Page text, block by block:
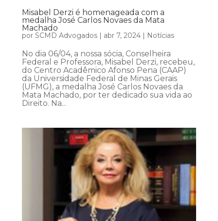
Misabel Derzi é homenageada com a
medalha José Carlos Novaes da Mata
Machado
por SCMD Advogados| abr 7, 2024| Notícias
No dia 06/04, a nossa sócia, Conselheira
Federal e Professora, Misabel Derzi, recebeu,
do Centro Acadêmico Afonso Pena (CAAP)
da Universidade Federal de Minas Gerais
(UFMG), a medalha José Carlos Novaes da
Mata Machado, por ter dedicado sua vida ao
Direito. Na...